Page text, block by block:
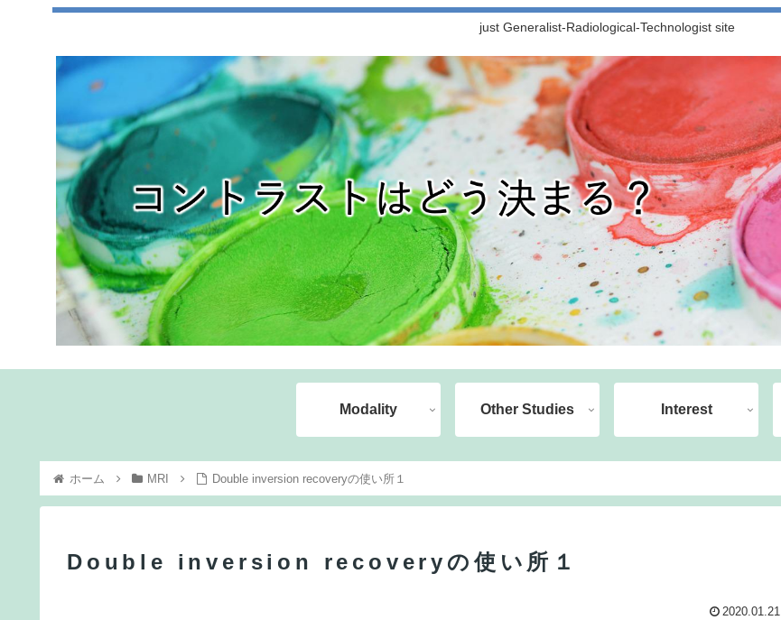
just Generalist-Radiological-Technologist site
Modality Other Studies Interest
ホーム MRI Double inversion recoveryの使い所１
Double inversion recoveryの使い所１
2020.01.21